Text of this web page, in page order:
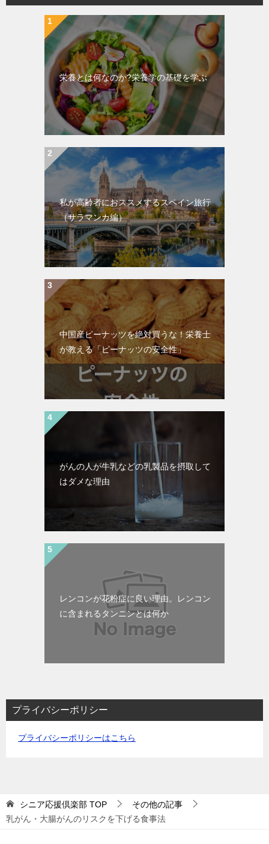
栄養とは何なのか?栄養学の基礎を学ぶ
私が高齢者におススメするスペイン旅行
（サラマンカ編）
中国産ピーナッツを絶対買うな！栄養士
が教える「ピーナッツの安全性」
がんの人が牛乳などの乳製品を摂取して
はダメな理由
レンコンが花粉症に良い理由。レンコン
に含まれるタンニンとは何か
プライバシーポリシー
プライバシーポリシーはこちら
シニア応援倶楽部 TOP
その他の記事
乳がん・大腸がんのリスクを下げる食事法